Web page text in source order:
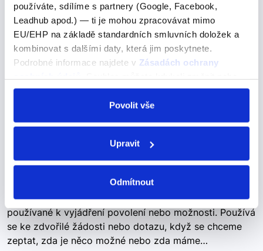
používáte, sdílíme s partnery (Google, Facebook,
Leadhub apod.) — ti je mohou zpracovávat mimo
EU/EHP na základě standardních smluvních doložek a
kombinovat s dalšími daty, která jim poskytnete.
Podrobné informace najdete v Zásadách ochrany
odvolat v nastavení cookies, případně se obrátit na
Povolit vše
Upravit
Odmítnout
EXPLORAR – zkoumat (pravidelné sloveso) exploro –
zkoumám exploras – zkoumáš explora – zkoumá
exploramos – zkoumáme exploráis – zkoumáte
exploran – zkoumají
Certainly, may I see your passport
and ticket?
Certainly, may I see your passport and ticket?
May - Mohu / Smím Význam: "May" je modální sloveso
používané k vyjádření povolení nebo možnosti. Používá
se ke zdvořilé žádosti nebo dotazu, když se chceme
zeptat, zda je něco možné nebo zda máme…